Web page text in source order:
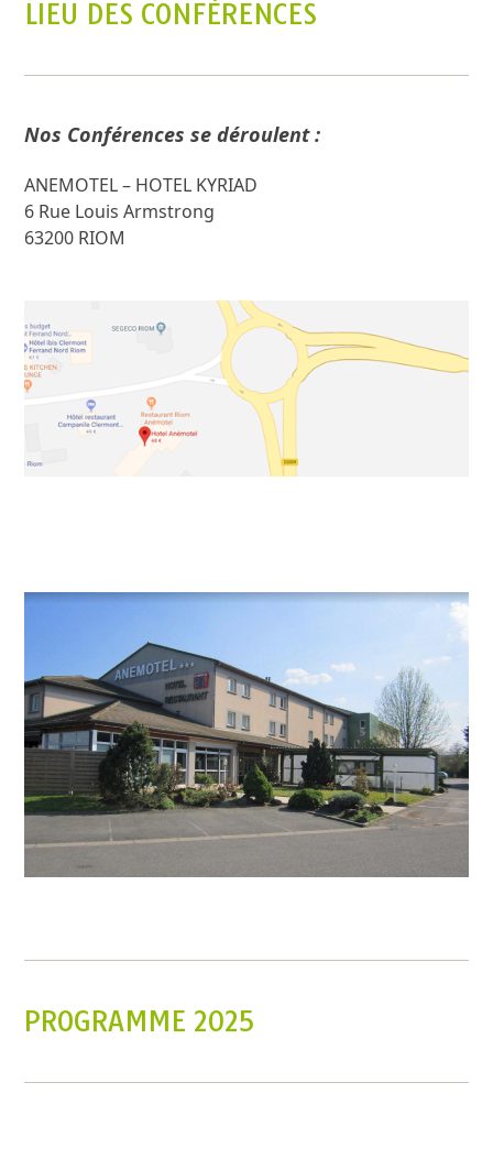
LIEU DES CONFÉRENCES
Nos Conférences se déroulent :
ANEMOTEL – HOTEL KYRIAD
6 Rue Louis Armstrong
63200 RIOM
PROGRAMME 2025